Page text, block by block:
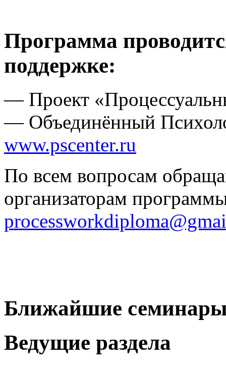
Программа
поддержке:
— Проект
— Объединённый
www.pscenter.ru
По всем вопросам
организаторам
Ближайшие
Ведущие раздела